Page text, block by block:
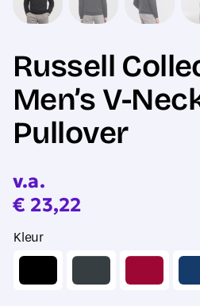
Russell
Men’s V-
Pullover
v.a.
€ 23,22
Kleur